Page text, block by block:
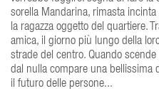
sorella Mandarina, rimasta
la ragazza oggetto del quartiere.
amica, il giorno più lungo della
strade del centro. Quando
dal nulla compare una bellissima
il futuro delle persone...